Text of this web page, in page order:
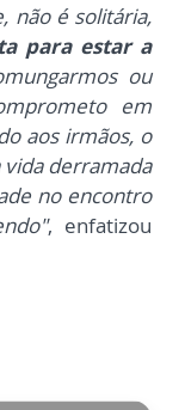
não é solitária,
para estar a
ou
em
aos irmãos, o
derramada
no encontro
, enfatizou